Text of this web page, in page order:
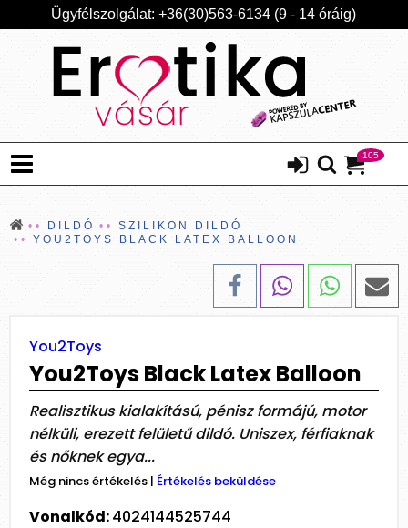
Ügyfélszolgálat: +36(30)563-6134 (9 - 14 óráig)
105
DILDÓ
SZILIKON DILDÓ
YOU2TOYS BLACK LATEX BALLOON
You2Toys
You2Toys Black Latex Balloon
Realisztikus kialakítású, pénisz formájú, motor
nélküli, erezett felületű dildó. Uniszex, férfiaknak
és nőknek egya...
Még nincs értékelés | Értékelés beküldése
Vonalkód:4024144525744